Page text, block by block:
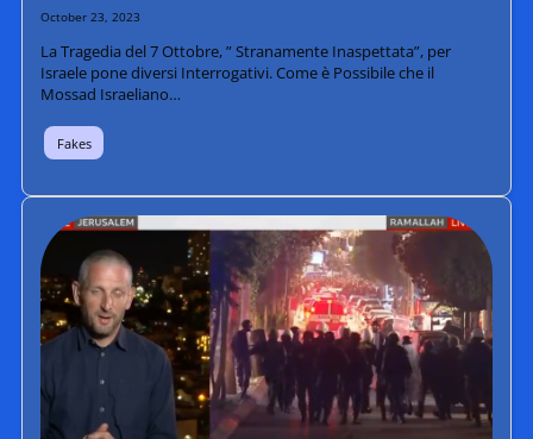
October 23, 2023
La Tragedia del 7 Ottobre, ” Stranamente Inaspettata”, per
Israele pone diversi Interrogativi. Come è Possibile che il
Mossad Israeliano…
Fakes